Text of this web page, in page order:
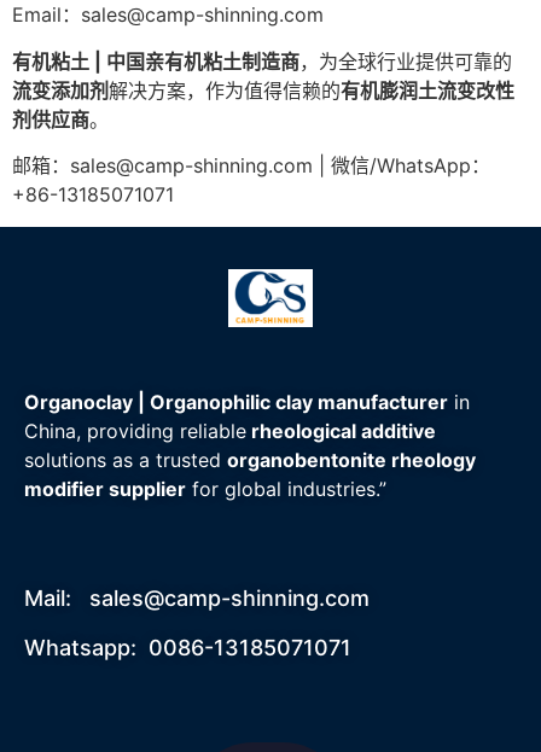
Email： sales@camp-shinning.com
有机粘土 | 中国亲有机粘土制造商，为全球行业提供可靠的
流变添加剂解决方案，作为值得信赖的有机膨润土流变改性
剂供应商。
邮箱： sales@camp-shinning.com | 微信/WhatsApp：
+86-13185071071
Organoclay | Organophilic clay manufacturer in
China, providing reliable rheological additive
solutions as a trusted organobentonite rheology
modifier supplier for global industries.”
Mail: sales@camp-shinning.com
Whatsapp: 0086-13185071071